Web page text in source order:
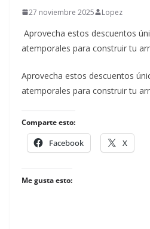
27 noviembre 2025 Lopez
Aprovecha estos descuentos
atemporales para construir tu
​Aprovecha estos descuentos
atemporales para construir tu
Comparte esto:
Facebook X
Me gusta esto: